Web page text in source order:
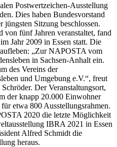
Postwertzeichen-Ausstellung
Dies haben Bundesvorstand
Sitzung beschlossen.
fünf Jahren veranstaltet, fand
Jahr 2009 in Essen statt. Die
„Zur NAPOSTA vom
in Sachsen-Anhalt ein.
des Vereins der
und Umgebung e.V.“, freut
Der Veranstaltungsort,
der knapp 20.000 Einwohner
etwa 800 Ausstellungsrahmen.
2020 die letzte Möglichkeit
IBRA 2021 in Essen
Alfred Schmidt die
heraus.